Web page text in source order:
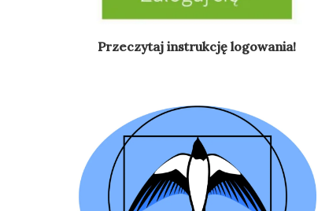
Przeczytaj instrukcję logowania!